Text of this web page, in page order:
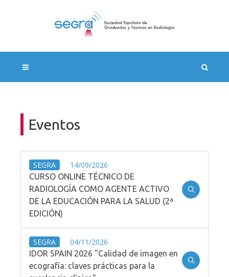
Eventos
SEGRA 14/09/2026
CURSO ONLINE TÉCNICO DE
RADIOLOGÍA COMO AGENTE ACTIVO
DE LA EDUCACIÓN PARA LA SALUD (2ª
EDICIÓN)
SEGRA 04/11/2026
IDOR SPAIN 2026 "Calidad de imagen en
ecografía: claves prácticas para la